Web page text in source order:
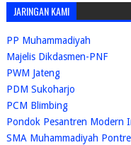
JARINGAN KAMI
PP Muhammadiyah
Majelis Dikdasmen-PNF
PWM Jateng
PDM Sukoharjo
PCM Blimbing
Pondok Pesantren Modern
SMA Muhammadiyah